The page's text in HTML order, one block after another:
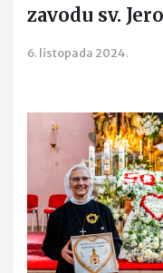
zavodu sv.
6. listopada 2024.